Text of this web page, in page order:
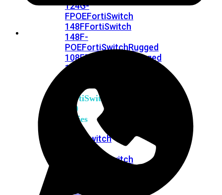
124G-
FPOEFortiSwitch
148FFortiSwitch
148F-
POEFortiSwitchRugged
108FFortiSwitchRugged
112F-
FortiSwitch
200
Series
FortiSwitch
FortiSwitch